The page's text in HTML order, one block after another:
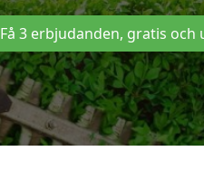
Få 3 erbjudanden, gratis